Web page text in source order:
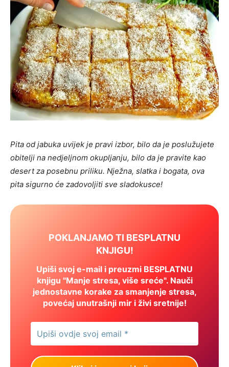
Pita od jabuka uvijek je pravi izbor, bilo da je poslužujete
obitelji na nedjeljnom okupljanju, bilo da je pravite kao
desert za posebnu priliku. Nježna, slatka i bogata, ova
pita sigurno će zadovoljiti sve sladokusce!
POKLANJAMO TI BESPLATNU
KNJIGU!
Upiši svoj e-mail i preuzmi BESPLATNU
knjigu "Manje stresa, više sreće". Nauči
jednostavne korake za smanjenje stresa,
povećaj unutrašnji mir i živi sretnije!